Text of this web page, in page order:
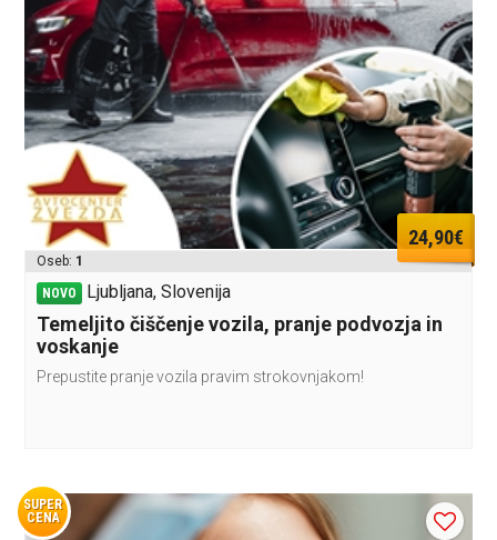
24,90€
Oseb: 1
NOVO Ljubljana, Slovenija
Temeljito čiščenje vozila, pranje podvozja in
voskanje
Prepustite pranje vozila pravim strokovnjakom!
SUPER
CENA